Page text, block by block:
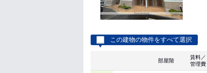
この建物の物件をすべて選択
部屋階
賃料／
管理費